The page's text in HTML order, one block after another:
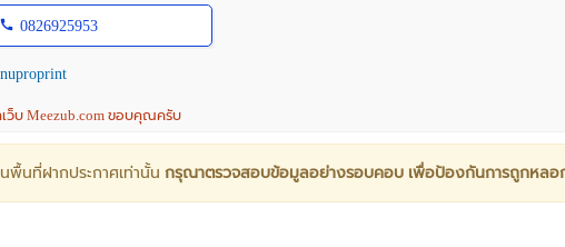
0826925953
nuproprint
ว็บ Meezub.com ขอบคุณครับ
นพื้นที่ฝากประกาศเท่านั้น กรุณาตรวจสอบข้อมูลอย่างรอบคอบ เพื่อป้องกันการถูกหลอ